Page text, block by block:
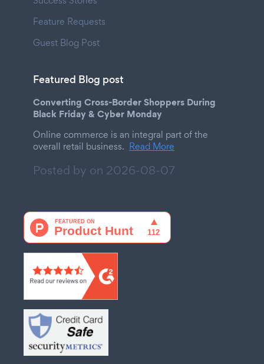
Feature Requests
Guest Blog Post
Featured Blog post
Converting Cross-Border Shoppers During
Black Friday & Cyber Monday
Online commerce is an integral part of the
overall retail business. Read More
Posted by on 2026-08-07